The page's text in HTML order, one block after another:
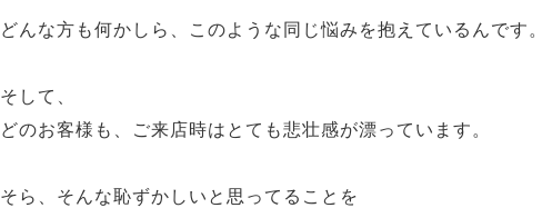
どんな方も何かしら、このような同じ悩みを抱えているんです
そして、
どのお客様も、ご来店時はとても悲壮感が漂っています。
そら、そんな恥ずかしいと思ってることを